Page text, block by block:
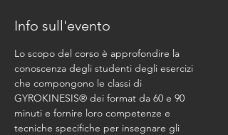
Info sull'evento
Lo scopo del corso è approfondire la
conoscenza degli studenti degli esercizi
che compongono le classi di
GYROKINESIS® dei format da 60 e 90
minuti e fornire loro competenze e
tecniche specifiche per insegnare gli